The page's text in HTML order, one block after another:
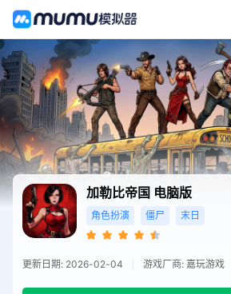
加勒比帝国 电脑版
角色扮演 僵尸 末日
更新日期: 2026-02-04 游戏厂商: 嘉玩游戏